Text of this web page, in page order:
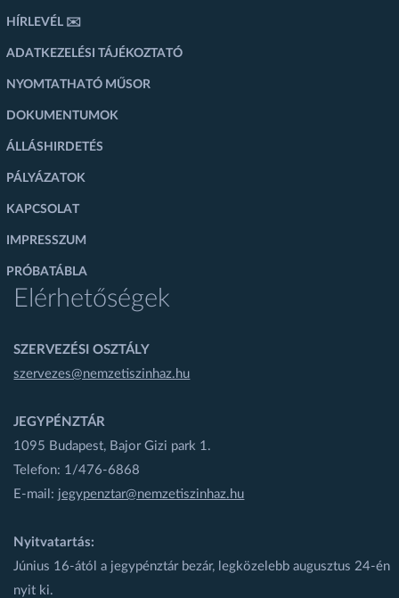
HÍRLEVÉL ✉️
ADATKEZELÉSI TÁJÉKOZTATÓ
NYOMTATHATÓ MŰSOR
DOKUMENTUMOK
ÁLLÁSHIRDETÉS
PÁLYÁZATOK
KAPCSOLAT
IMPRESSZUM
PRÓBATÁBLA
Elérhetőségek
SZERVEZÉSI OSZTÁLY
szervezes@nemzetiszinhaz.hu
JEGYPÉNZTÁR
1095 Budapest, Bajor Gizi park 1.
Telefon: 1/476-6868
E-mail: jegypenztar@nemzetiszinhaz.hu
Nyitvatartás:
Június 16-ától a jegypénztár bezár, legközelebb augusztus 24-én
nyit ki.